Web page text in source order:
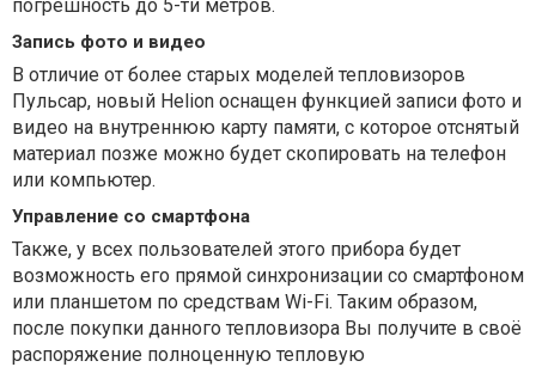
погрешность до 5-ти метров.
Запись фото и видео
В отличие от более старых моделей тепловизоров
Пульсар, новый Helion оснащен функцией записи фото и
видео на внутреннюю карту памяти, с которое отснятый
материал позже можно будет скопировать на телефон
или компьютер.
Управление со смартфона
Также, у всех пользователей этого прибора будет
возможность его прямой синхронизации со смартфоном
или планшетом по средствам Wi-Fi. Таким образом,
после покупки данного тепловизора Вы получите в своё
распоряжение полноценную тепловую